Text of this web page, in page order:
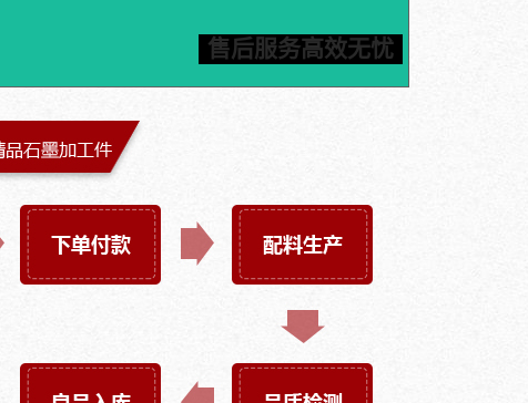
售后服务高效无忧
松坐等收货。信瑞达推进24小时内标准化售后服务体系，一
旦发现质量问题，包邮费换货，为您解决后顾之忧。